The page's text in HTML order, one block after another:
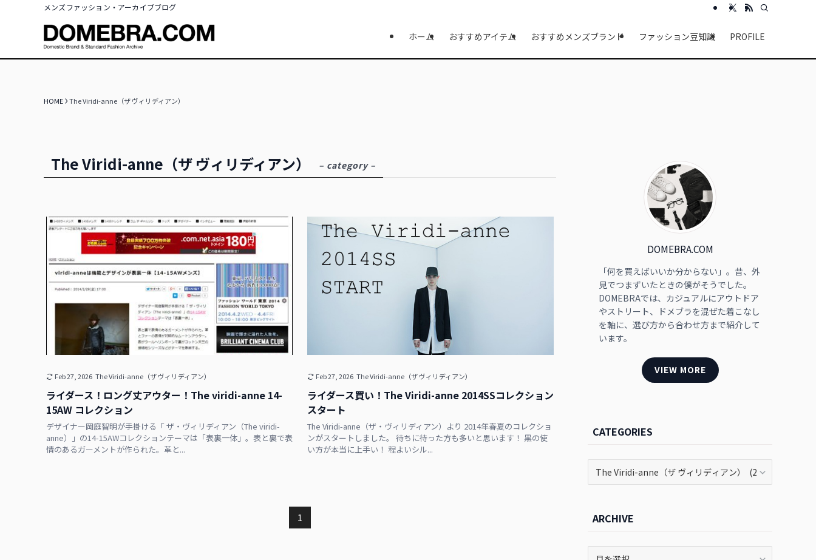
メンズファッション・アーカイブブログ
ホーム おすすめアイテム おすすめメンズブランド ファッション豆知識 PROFILE
HOME The Viridi-anne（ザ ヴィリディアン）
The Viridi-anne（ザ ヴィリディアン） – category –
ライダース！ロング丈アウター！The viridi-anne 14-
15AW コレクション
デザイナー岡庭智明が手掛ける「 ザ・ヴィリディアン（The viridi-
anne）」の14-15AWコレクションテーマは「表裏一体」。表と裏で表
情のあるガーメントが作られた。革と...
Feb 27, 2026 The Viridi-anne（ザ ヴィリディアン）
ライダース買い！The Viridi-anne 2014SSコレクション
スタート
The Viridi-anne（ザ・ヴィリディアン）より 2014年春夏のコレクショ
ンがスタートしました。 待ちに待った方も多いと思います！ 黒の使
い方が本当に上手い！ 程よいシル...
Feb 27, 2026 The Viridi-anne（ザ ヴィリディアン）
1
DOMEBRA.COM
「何を買えばいいか分からない」。昔、外
見でつまずいたときの僕がそうでした。
DOMEBRAでは、カジュアルにアウトドア
やストリート、ドメブラを混ぜた着こなし
を軸に、選び方から合わせ方まで紹介して
います。
VIEW MORE
CATEGORIES
ARCHIVE